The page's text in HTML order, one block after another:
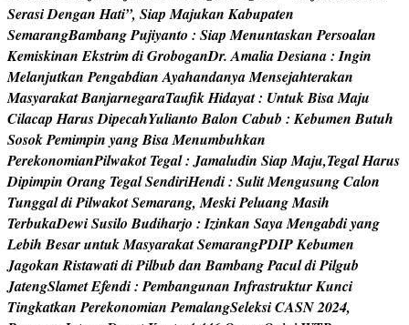
SerasiDengan Hati”, Siap Majukan Kabupaten
SemarangBambangPujiyanto : Siap Menuntaskan Persoalan
Kemiskinan EkstrimdiGroboganDr. AmaliaDesiana: Ingin
Melanjutkan Pengabdian AyahandanyaMensejahterakan
MasyarakatBanjarnegaraTaufkHidayat: UntukBisaMaju
Cilacap HarusDipecahYulianto Balon Cabub : Kebumen Butuh
SosokPemimpin yangBisaMenumbuhkan
PerekonomianPilwakot Tegal: Jamaludin Siap Maju,TegalHarus
Dipimpin Orang TegalSendiriHendi: SulitMengusungCalon
TunggaldiPilwakotSemarang, MeskiPeluangMasih
TerbukaDewiSusilo Budiharjo : Izinkan SayaMengabdiyang
Lebih BesaruntukMasyarakatSemarangPDIPKebumen
Jagokan RistawatidiPilbub dan BambangPaculdiPilgub
JatengSlametEfendi: Pembangunan InfrastrukturKunci
Tingkatkan Perekonomian PemalangSeleksiCASN2024,